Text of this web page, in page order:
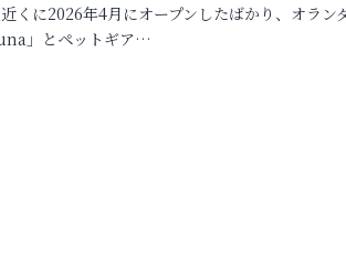
くに2026年4月にオープンしたばかり、オラン
」とペットギア…